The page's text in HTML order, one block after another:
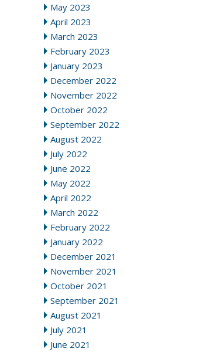
May 2023
April 2023
March 2023
February 2023
January 2023
December 2022
November 2022
October 2022
September 2022
August 2022
July 2022
June 2022
May 2022
April 2022
March 2022
February 2022
January 2022
December 2021
November 2021
October 2021
September 2021
August 2021
July 2021
June 2021